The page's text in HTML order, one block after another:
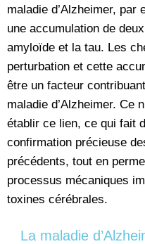
maladie d’Alzheimer,
une accumulation de
amyloïde et la tau. Les
perturbation et cette
être un facteur
maladie d’Alzheimer. Ce
établir ce lien, ce qui fait
confirmation précieuse
précédents, tout en
processus mécaniques
toxines cérébrales.
La maladie